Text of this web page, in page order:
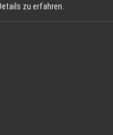
zu erfahren.